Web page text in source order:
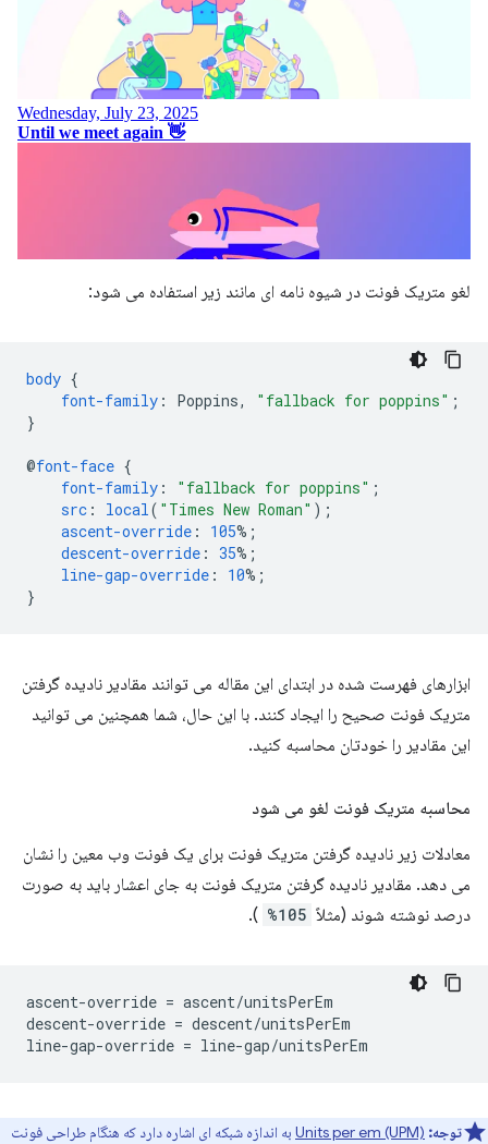
لغو متریک فونت در شیوه نامه ای مانند زیر استفاده می شود:
body {
font-family : Poppins, "fallback for poppins" ;
}
@font-face {
font-family : "fallback for poppins" ;
src : local( "Times New Roman" );
ascent-override : 105%;
descent-override : 35%;
line-gap-override : 10%;
}
ابزارهای فهرست شده در ابتدای این مقاله می توانند مقادیر نادیده گرفتن
متریک فونت صحیح را ایجاد کنند. با این حال، شما همچنین می توانید
این مقادیر را خودتان محاسبه کنید.
محاسبه متریک فونت لغو می شود
معادلات زیر نادیده گرفتن متریک فونت برای یک فونت وب معین را نشان
می دهد. مقادیر نادیده گرفتن متریک فونت به جای اعشار باید به صورت
درصد نوشته شوند (مثلاً 105%
).
ascent-override = ascent/unitsPerEm
descent-override = descent/unitsPerEm
توجه: Units per em (UPM) به اندازه شبکه ای اشاره دارد که هنگام طراحی فونت